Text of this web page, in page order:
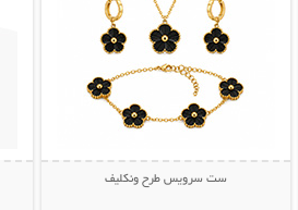
ست سرویس طرح ونکلیف